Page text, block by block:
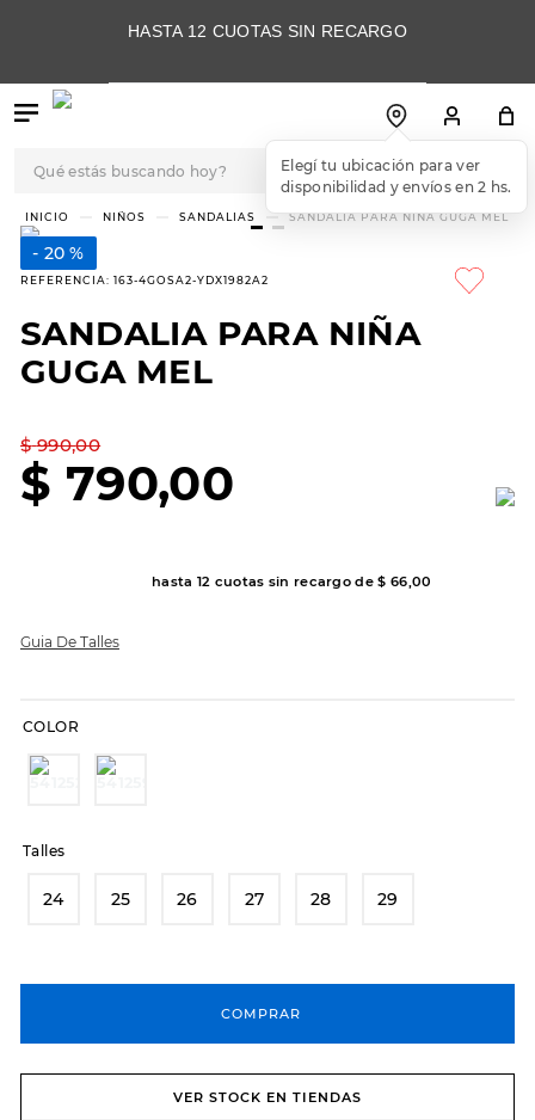
HASTA 12 CUOTAS SIN RECARGO
NIÑOS SANDALIAS SANDALIA PARA NIÑA GUGA MEL
20 %
REFERENCIA: 163-4GOSA2-YDX1982A2
SANDALIA PARA NIÑA
GUGA MEL
$ 990,00
$ 790,00
hasta 12 cuotas sin recargo de$ 66,00
Guia De Talles
COLOR
Talles
24 25 26 27 28 29
COMPRAR
VER STOCK EN TIENDAS
TÉRMINOS MÁS
BUSCADOS
skechers